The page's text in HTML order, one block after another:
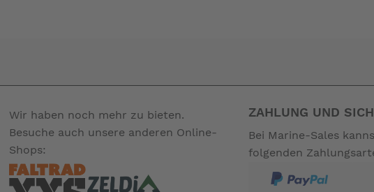
Wir haben noch mehr zu bieten.
Besuche auch unsere anderen Online-
Shops:
ZAHLUNG UND
Bei Marine-Sales
folgenden